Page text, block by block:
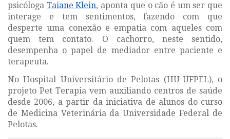
psicóloga Taiane Klein, aponta que o cão é um ser que
interage e tem sentimentos, fazendo com que
desperte uma conexão e empatia com aqueles com
quem tem contato. O cachorro, neste sentido,
desempenha o papel de mediador entre paciente e
terapeuta.
No Hospital Universitário de Pelotas (HU-UFPEL), o
projeto Pet Terapia vem auxiliando centros de saúde
desde 2006, a partir da iniciativa de alunos do curso
de Medicina Veterinária da Universidade Federal de
Pelotas.